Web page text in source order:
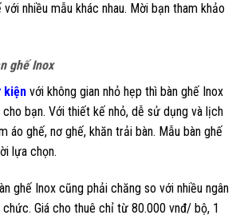
nhiều mẫu khác nhau. Mời bạn tham khảo
ghế Inox
kiện với không gian nhỏ hẹp thì bàn ghế Inox
cho bạn. Với thiết kế nhỏ, dễ sử dụng và lịch
áo ghế, nơ ghế, khăn trải bàn. Mẫu bàn ghế
lựa chọn.
ghế Inox cũng phải chăng so với nhiều ngân
chức. Giá cho thuê chỉ từ 80.000 vnđ/ bộ, 1